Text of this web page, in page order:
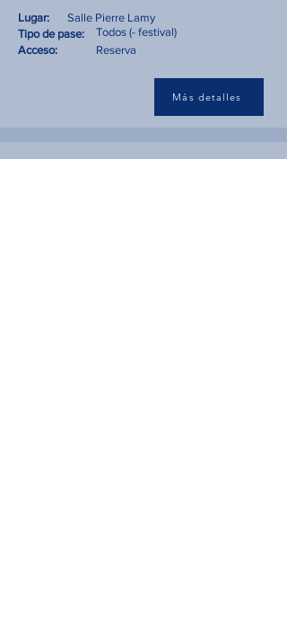
Lugar:
Tipo de pase:
Salle Pierre Lamy
Todos (- festival)
Acceso:
Reserva
Más detalles